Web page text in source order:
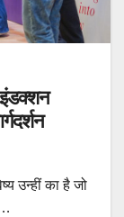
उन्हीं का है जो